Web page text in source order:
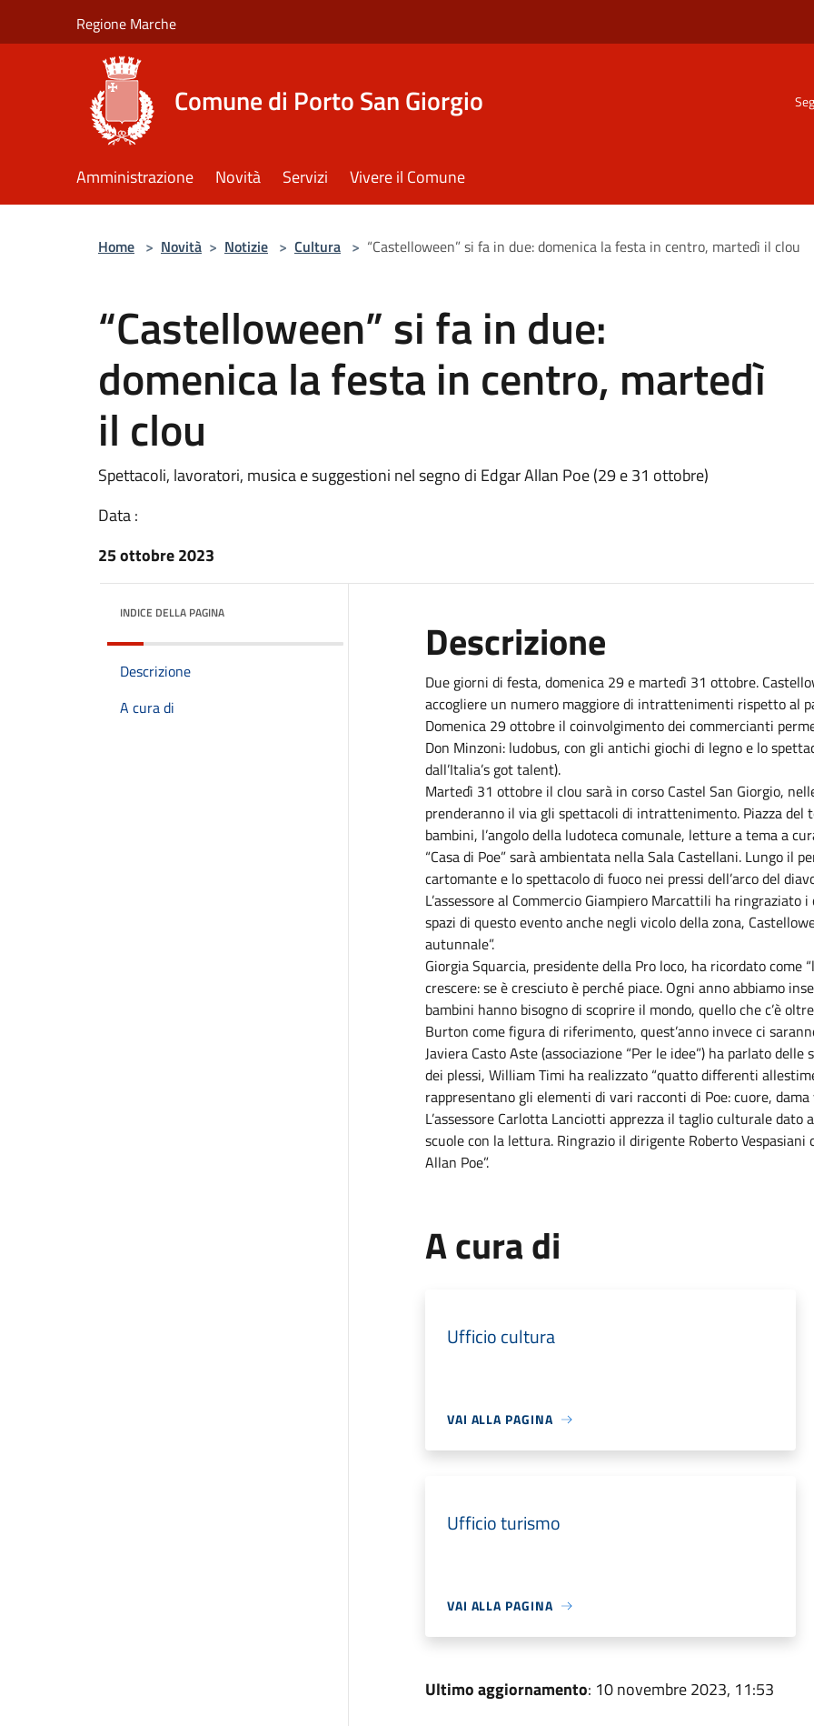
Regione Marche
Comune di Porto San Giorgio
Amministrazione Novità Servizi Vivere il Comune
Home > Novità > Notizie > Cultura > “Castelloween” si fa in due: domenica la festa in centro, martedì il clou
“Castelloween” si fa in due:
domenica la festa in centro, martedì
il clou
Spettacoli, lavoratori, musica e suggestioni nel segno di Edgar Allan Poe (29 e 31 ottobre)
Data :
25 ottobre 2023
INDICE DELLA PAGINA
Descrizione
A cura di
Descrizione
Due giorni di festa, domenica 29 e martedì 31 ottobre.
accogliere un numero maggiore di intrattenimenti rispetto al
Domenica 29 ottobre il coinvolgimento dei commercianti
Don Minzoni: ludobus, con gli antichi giochi di legno e lo
dall’Italia’s got talent).
Martedì 31 ottobre il clou sarà in corso Castel San Giorgio,
prenderanno il via gli spettacoli di intrattenimento. Piazza
bambini, l’angolo della ludoteca comunale, letture a tema a
“Casa di Poe” sarà ambientata nella Sala Castellani. Lungo il
cartomante e lo spettacolo di fuoco nei pressi dell’arco del
L’assessore al Commercio Giampiero Marcattili ha
spazi di questo evento anche negli vicolo della zona,
autunnale”.
Giorgia Squarcia, presidente della Pro loco, ha ricordato come
crescere: se è cresciuto è perché piace. Ogni anno abbiamo
bambini hanno bisogno di scoprire il mondo, quello che c’è
Burton come figura di riferimento, quest’anno invece ci
Javiera Casto Aste (associazione “Per le idee”) ha parlato
dei plessi, William Timi ha realizzato “quatto differenti
rappresentano gli elementi di vari racconti di Poe: cuore,
L’assessore Carlotta Lanciotti apprezza il taglio culturale dato
scuole con la lettura. Ringrazio il dirigente Roberto
Allan Poe”.
A cura di
Ufficio cultura
VAI ALLA PAGINA
Ufficio turismo
VAI ALLA PAGINA
Ultimo aggiornamento: 10 novembre 2023, 11:53